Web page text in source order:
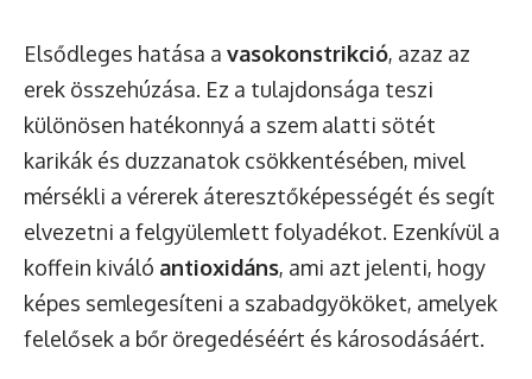
Elsődleges hatása a vasokonstrikció, azaz az
erek összehúzása. Ez a tulajdonsága teszi
különösen hatékonnyá a szem alatti sötét
karikák és duzzanatok csökkentésében, mivel
mérsékli a vérerek áteresztőképességét és segít
elvezetni a felgyülemlett folyadékot. Ezenkívül a
koffein kiváló antioxidáns, ami azt jelenti, hogy
képes semlegesíteni a szabadgyököket, amelyek
felelősek a bőr öregedéséért és károsodásáért.